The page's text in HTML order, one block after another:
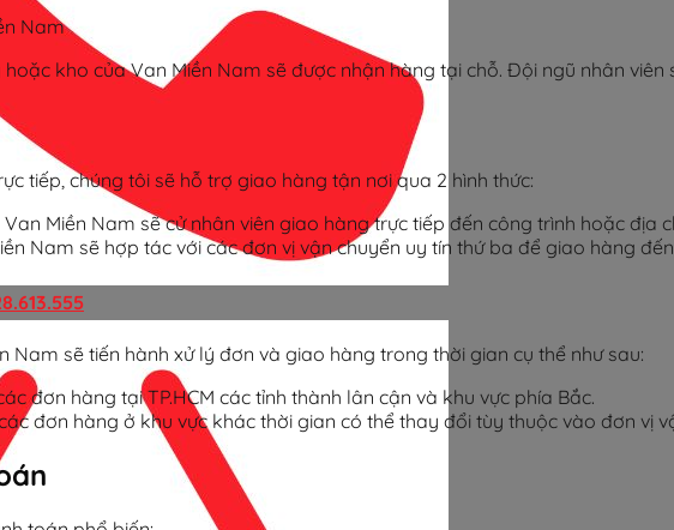
Nam
kho của Van Miền Nam sẽ được nhận hàng tại chỗ. Đội ngũ nhân
tiếp, chúng tôi sẽ hỗ trợ giao hàng tận nơi qua 2 hình thức:
Van Miền Nam sẽ cử nhân viên giao hàng trực tiếp đến công trình hoặc địa
Nam sẽ hợp tác với các đơn vị vận chuyển uy tín thứ ba để giao hàng
Nam sẽ tiến hành xử lý đơn và giao hàng trong thời gian cụ thể như sau:
đơn hàng tại TP.HCM các tỉnh thành lân cận và khu vực phía Bắc.
đơn hàng ở khu vực khác thời gian có thể thay đổi tùy thuộc vào đơn vị